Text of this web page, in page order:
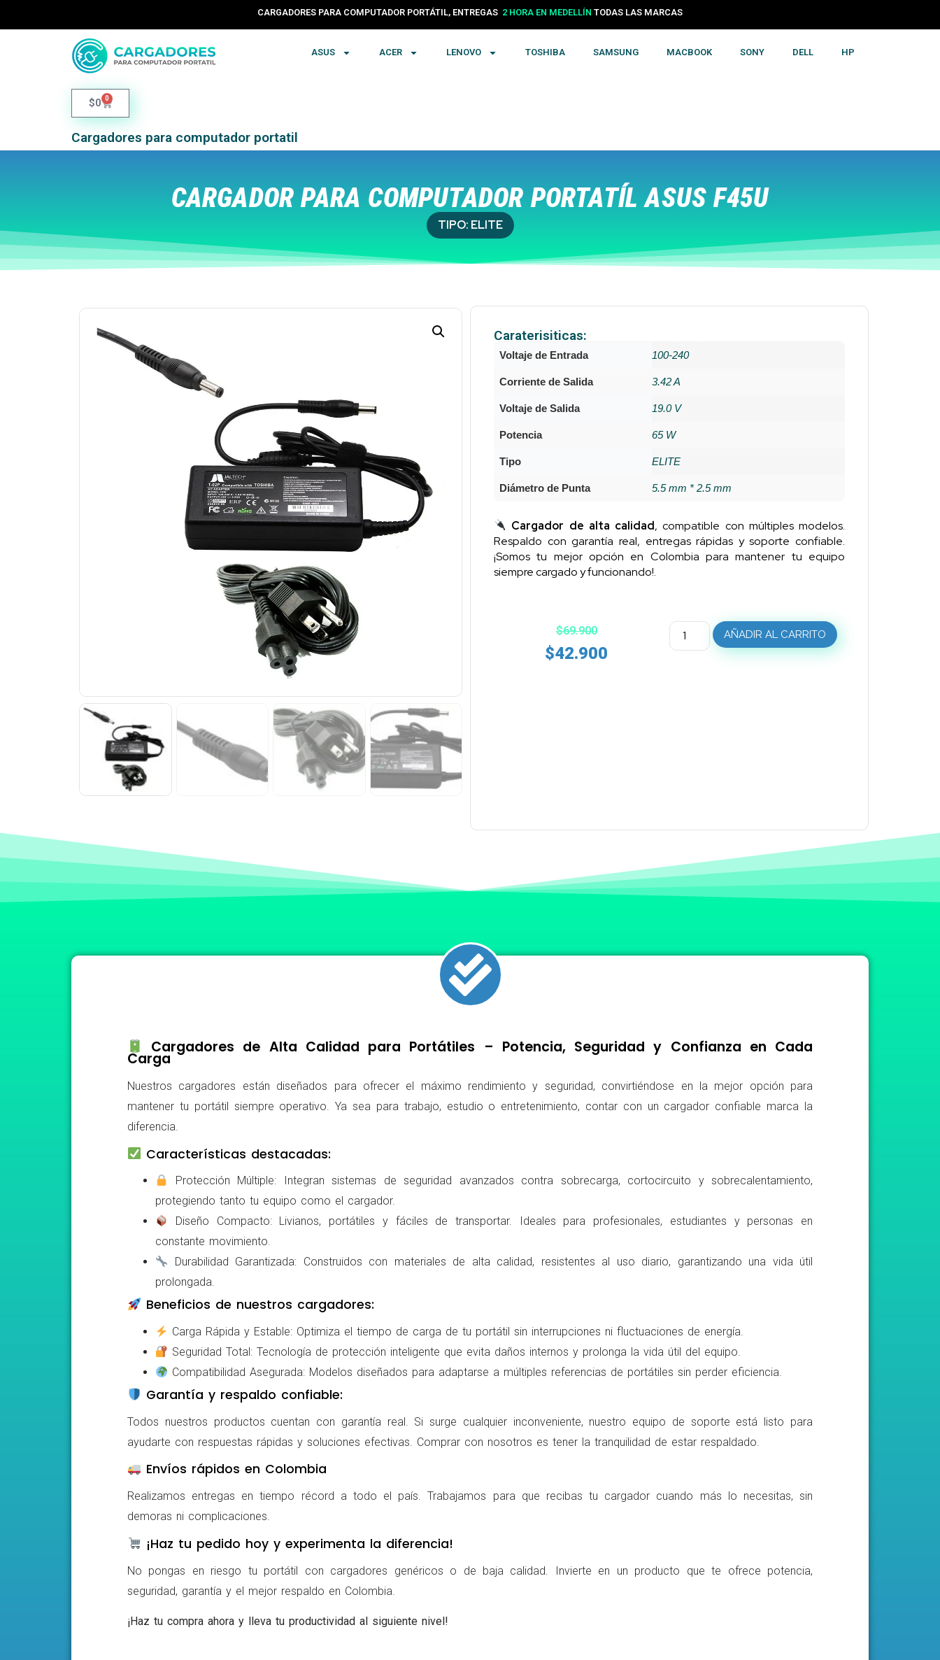
CARGADORES PARA COMPUTADOR PORTÁTIL, ENTREGAS 2 HORA EN MEDELLÍN
24 HORAS EN COLOMBIA TODAS LAS MARCAS
ASUS ACER LENOVO TOSHIBA SAMSUNG MACBOOK SONY DELL HP
$0 0
Cargadores para computador portatil
CARGADOR PARA COMPUTADOR PORTATÍL ASUS F45U
TIPO: ELITE
Caraterisiticas:
Voltaje de Entrada 100-240
Corriente de Salida 3.42 A
Voltaje de Salida 19.0 V
Potencia 65 W
Tipo ELITE
Diámetro de Punta 5.5 mm * 2.5 mm
Cargador de alta calidad, compatible con múltiples modelos.
Respaldo con garantía real, entregas rápidas y soporte confiable.
¡Somos tu mejor opción en Colombia para mantener tu equipo
siempre cargado y funcionando!.
$69.900
$42.900
AÑADIR AL CARRITO
Cargadores de Alta Calidad para Portátiles – Potencia, Seguridad y Confianza en Cada
Carga
Nuestros cargadores están diseñados para ofrecer el máximo rendimiento y seguridad, convirtiéndose en la mejor opción para
mantener tu portátil siempre operativo. Ya sea para trabajo, estudio o entretenimiento, contar con un cargador confiable marca la
diferencia.
Características destacadas:
Protección Múltiple: Integran sistemas de seguridad avanzados contra sobrecarga, cortocircuito y sobrecalentamiento,
protegiendo tanto tu equipo como el cargador.
Diseño Compacto: Livianos, portátiles y fáciles de transportar. Ideales para profesionales, estudiantes y personas en
constante movimiento.
Durabilidad Garantizada: Construidos con materiales de alta calidad, resistentes al uso diario, garantizando una vida útil
prolongada.
Beneficios de nuestros cargadores:
Carga Rápida y Estable: Optimiza el tiempo de carga de tu portátil sin interrupciones ni fluctuaciones de energía.
Seguridad Total: Tecnología de protección inteligente que evita daños internos y prolonga la vida útil del equipo.
Compatibilidad Asegurada: Modelos diseñados para adaptarse a múltiples referencias de portátiles sin perder eficiencia.
Garantía y respaldo confiable:
Todos nuestros productos cuentan con garantía real. Si surge cualquier inconveniente, nuestro equipo de soporte está listo para
ayudarte con respuestas rápidas y soluciones efectivas. Comprar con nosotros es tener la tranquilidad de estar respaldado.
Envíos rápidos en Colombia
Realizamos entregas en tiempo récord a todo el país. Trabajamos para que recibas tu cargador cuando más lo necesitas, sin
demoras ni complicaciones.
¡Haz tu pedido hoy y experimenta la diferencia!
No pongas en riesgo tu portátil con cargadores genéricos o de baja calidad. Invierte en un producto que te ofrece potencia,
seguridad, garantía y el mejor respaldo en Colombia.
¡Haz tu compra ahora y lleva tu productividad al siguiente nivel!